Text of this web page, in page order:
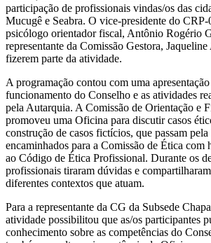
participação de profissionais vindas/os das
Mucugê e Seabra. O vice-presidente do
psicólogo orientador fiscal, Antônio Rogério
representante da Comissão Gestora,
fizerem parte da atividade.
A programação contou com uma apresentaç
funcionamento do Conselho e as atividades
pela Autarquia. A Comissão de Orientação e
promoveu uma Oficina para discutir casos
construção de casos fictícios, que passam
encaminhados para a Comissão de Ética com
ao Código de Ética Profissional. Durante os
profissionais tiraram dúvidas e
diferentes contextos que atuam.
Para a representante da CG da Subsede
atividade possibilitou que as/os participantes
conhecimento sobre as competências do